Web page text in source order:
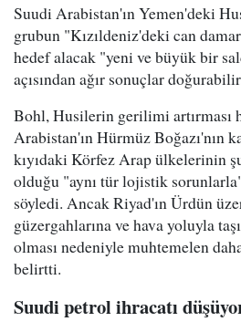
Suudi Arabistan'ın Yemen'deki
grubun "Kızıldeniz'deki can
hedef alacak "yeni ve büyük bir
açısından ağır sonuçlar
Bohl, Husilerin gerilimi artırması
Arabistan'ın Hürmüz Boğazı'nın
kıyıdaki Körfez Arap ülkelerinin
olduğu "aynı tür lojistik sorunlarla"
söyledi. Ancak Riyad'ın Ürdün
güzergahlarına ve hava yoluyla
olması nedeniyle muhtemelen
belirtti.
Suudi petrol ihracatı